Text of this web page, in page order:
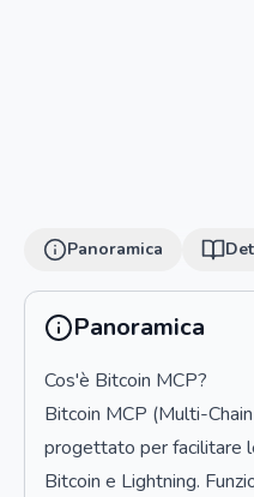
Panoramica
Panoramica
Cos'è Bitcoin MCP?
Bitcoin MCP (Multi-
progettato per facilitare
Bitcoin e Lightning.